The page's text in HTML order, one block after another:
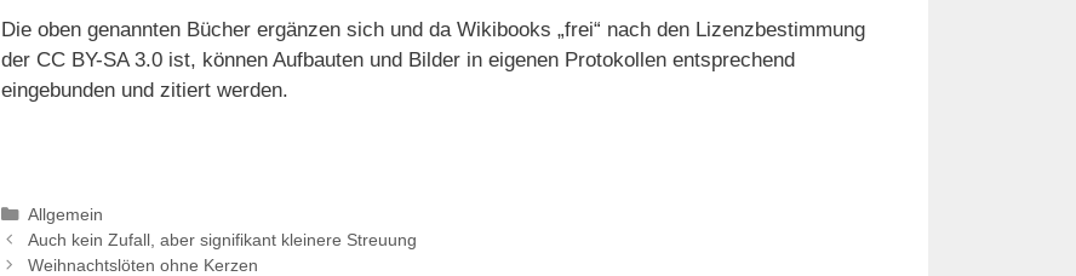
Die oben genannten Bücher ergänzen sich und da Wikibooks „frei“ nach den Lizenzbestimmung
der CC BY-SA 3.0 ist, können Aufbauten und Bilder in eigenen Protokollen entsprechend
eingebunden und zitiert werden.
Kategorien
Allgemein
Auch kein Zufall, aber signifikant kleinere Streuung
Weihnachtslöten ohne Kerzen